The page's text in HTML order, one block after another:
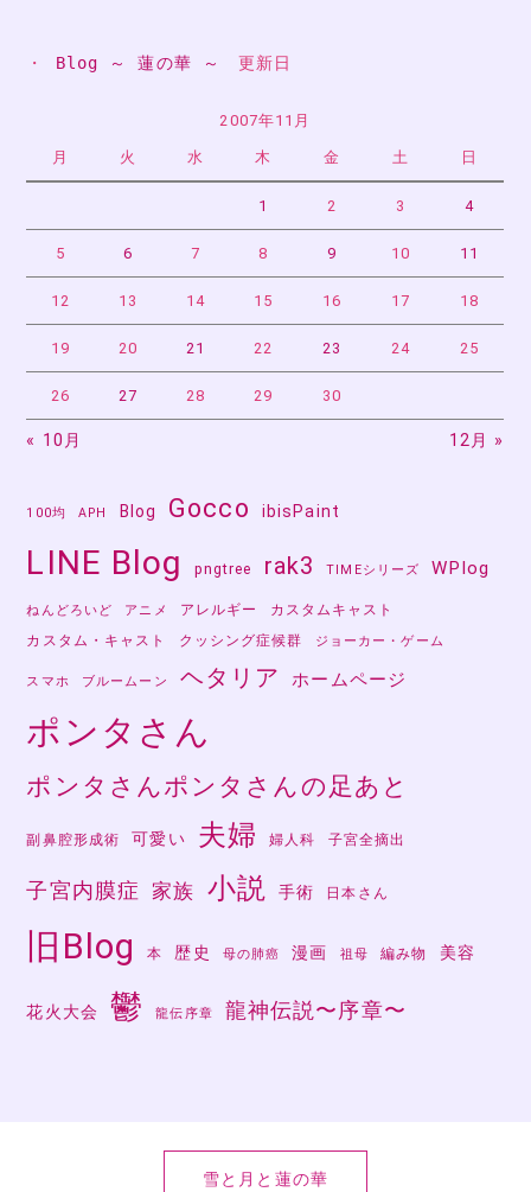
・ Blog ～ 蓮の華 ～ 更新日
2007年11月
月 火 水 木 金 土 日
1 2 3 4
5 6 7 8 9 10 11
12 13 14 15 16 17 18
19 20 21 22 23 24 25
26 27 28 29 30
« 10月 12月 »
100均 APH Blog Gocco ibisPaint
LINE Blog pngtree rak3 TIMEシリーズ WPlog
ねんどろいど アニメ アレルギー
カスタムキャスト
カスタム・キャスト
クッシング症候群 ジョーカー・ゲーム
スマホ ブルームーン ヘタリア ホームページ
ポンタさん
ポンタさんポンタさんの足あと
副鼻腔形成術 可愛い 夫婦 婦人科 子宮全摘出
子宮内膜症 家族 小説 手術 日本さん
旧Blog 本 歴史 母の肺癌 漫画 祖母 編み物 美容
花火大会 鬱 龍伝序章 龍神伝説〜序章〜
雪と月と蓮の華